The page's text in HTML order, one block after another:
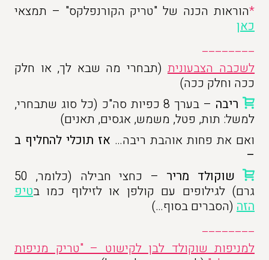
*הוראות הכנה של "טריק הקורנפלקס" – תמצאי
כאן
________
לשכבה הצבעונית(תבחרי מה שבא לך, או חלק
ככה וחלק ככה)
ריבה
– בערך 8 כפיות סה"כ (כל סוג שתבחרי,
למשל: תות, פטל, משמש, אגסים, תאנים)
ואם את פחות אוהבת ריבה… אז תוכלי להחליף ב
–
שוקולד מריר
– כחצי חבילה (כלומר, 50
גרם) לגילופים עם קולפן או לזילוף כמו בטיפ
הזה (הסברים בסוף…)
________
למניפות שוקולד לבן לקישוט – "טריק מניפות